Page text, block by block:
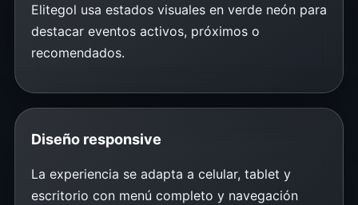
Elitegol usa estados visuales en verde neón para
destacar eventos activos, próximos o
recomendados.
Diseño responsive
La experiencia se adapta a celular, tablet y
escritorio con menú completo y navegación